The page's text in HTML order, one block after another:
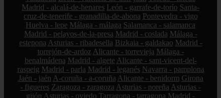
Madrid - alcalá-de-henares León - garrafe-de-torío Santa-
cruz-de-tenerife - granadilla-de-abona Pontevedra - vigo
Huelva - lepe Málaga - málaga Salamanca - salamanca
Madrid - pelayos-de-la-presa Madrid - coslada Málaga -
estepona Asturias - ribadesella Bizkaia - galdakao Madrid -
torrejón-de-ardoz Alicante - torrevieja Málaga -
benalmádena Madrid - algete Alicante - sant-vicent-del-
raspeig Madrid - parla Madrid - leganés Navarra - pamplona
Jaén - jaén A-coruña - a-coruña Alicante - benidorm Girona
- figueres Zaragoza - zaragoza Asturias - noreña Asturias -
gijón Asturias - oviedo Tarragona - tarragona Madrid -